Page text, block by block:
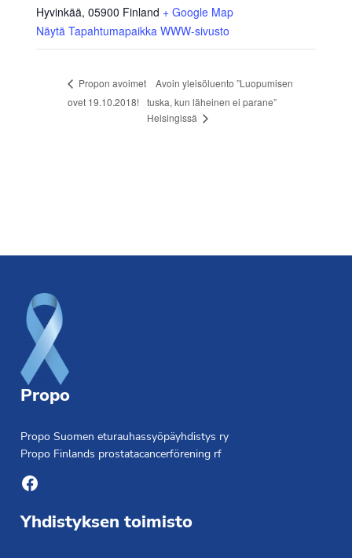
Hyvinkää, 05900 Finland + Google Map
Näytä Tapahtumapaikka WWW-sivusto
Propon avoimet
ovet 19.10.2018!
Avoin yleisöluento ”Luopumisen
tuska, kun läheinen ei parane”
Helsingissä
Propo
Propo Suomen eturauhassyöpäyhdistys ry
Propo Finlands prostatacancerförening rf
Facebook
Yhdistyksen toimisto